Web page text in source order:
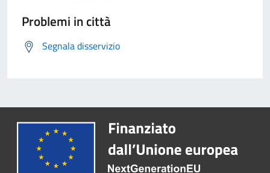
Problemi in città
Segnala disservizio